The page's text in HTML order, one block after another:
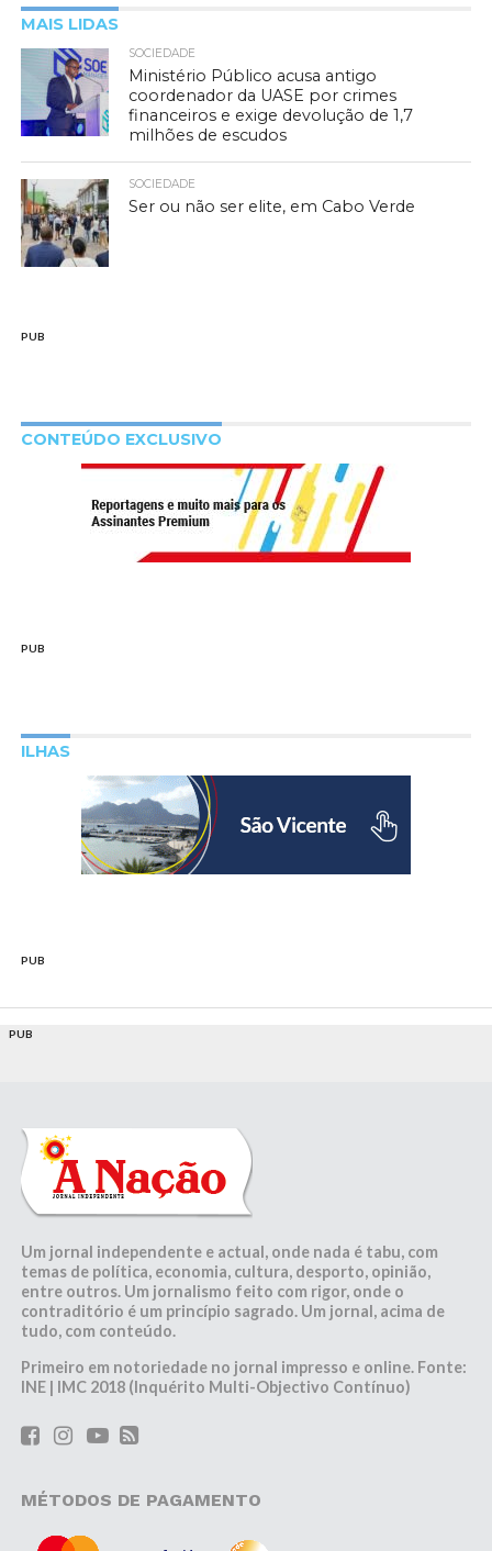
MAIS LIDAS
SOCIEDADE
Ministério Público acusa antigo
coordenador da UASE por crimes
financeiros e exige devolução de 1,7
milhões de escudos
SOCIEDADE
Ser ou não ser elite, em Cabo Verde
PUB
CONTEÚDO EXCLUSIVO
PUB
ILHAS
PUB
PUB
Um jornal independente e actual, onde nada é tabu, com
temas de política, economia, cultura, desporto, opinião,
entre outros. Um jornalismo feito com rigor, onde o
contraditório é um princípio sagrado. Um jornal, acima de
tudo, com conteúdo.
Primeiro em notoriedade no jornal impresso e online. Fonte:
INE | IMC 2018 (Inquérito Multi-Objectivo Contínuo)
MÉTODOS DE PAGAMENTO